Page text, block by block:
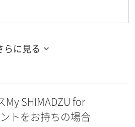
らに見る
My SHIMADZU for
トをお持ちの場合